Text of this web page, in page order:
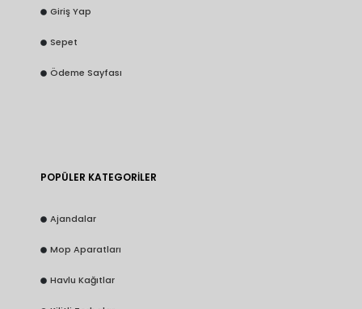
Giriş Yap
Sepet
Ödeme Sayfası
POPÜLER KATEGORİLER
Ajandalar
Mop Aparatları
Havlu Kağıtlar